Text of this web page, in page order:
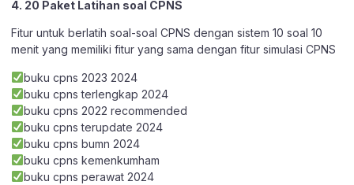
4. 20 Paket Latihan soal CPNS
Fitur untuk berlatih soal-soal CPNS dengan sistem 10 soal 10
menit yang memiliki fitur yang sama dengan fitur simulasi CPNS
buku cpns 2023 2024
buku cpns terlengkap 2024
buku cpns 2022 recommended
buku cpns terupdate 2024
buku cpns bumn 2024
buku cpns kemenkumham
buku cpns perawat 2024